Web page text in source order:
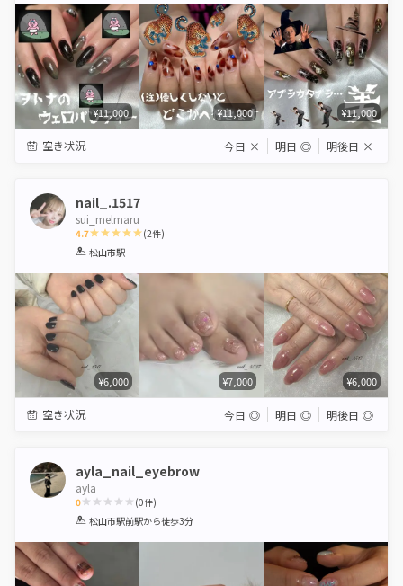
¥11,000 ¥11,000 ¥11,000
空き状況 今日 × 明日 ◎ 明後日 ×
nail_.1517
sui_melmaru
4.7
1 2 3 4
(2件)
松山市駅
¥6,000 ¥7,000 ¥6,000
空き状況 今日 ◎ 明日 ◎ 明後日 ◎
ayla_nail_eyebrow
ayla
0
1 2 3 4 5
(0件)
松山市駅前駅から徒歩3分